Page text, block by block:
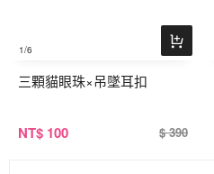
1/6
三顆貓眼珠×吊墜耳扣
NT$ 100 $ 390